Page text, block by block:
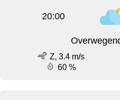
20:00
Z, 3.4 m/s
60 %